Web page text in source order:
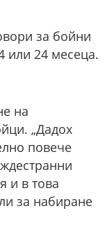
за бойни
или 24 месеца.
на
„Дадох
повече
и в това
за набиране